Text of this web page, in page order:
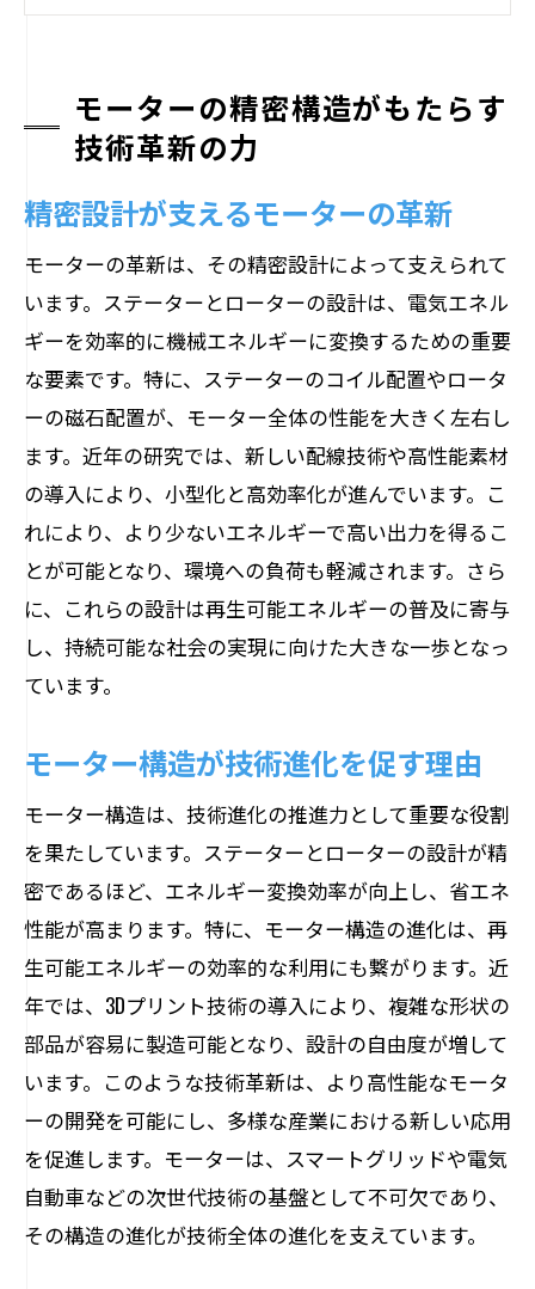
精度向上が実現する効率的エネルギー変
モーター構造における最新の技術革新
未来を切り開くモーター技術の展望
的変換
ステーターとローターの基本機能
協調動作が実現するエネルギー効率
最適な設計がもたらす摩擦低減
ステーターとローターの素材特性
最新技術が向上させる変換効率
新型モーターが提供する革新
電気エネルギーから機械エネルギーへの華麗
な変化
電気から機械へのエネルギー変換の原理
モーター内部でのエネルギー変換プロセ
ス
電気エネルギーの効率的な利用方法
エネルギー変換を支える技術革新
モーターが示す次世代エネルギーの可能
性
モーター構造が支える現代生活と産業の新た
な可能性
日常生活におけるモーターの役割
産業界でのモーターの価値
モーター技術がもたらす社会変革
環境への配慮とモーター技術の進化
新しい産業革命を支えるモーター
持続可能な未来を築くモーターの可能性
モーターの精密構造がもたらす
技術革新の力
精密設計が支えるモーターの革新
モーターの革新は、その精密設計によって支えられて
います。ステーターとローターの設計は、電気エネル
ギーを効率的に機械エネルギーに変換するための重要
な要素です。特に、ステーターのコイル配置やロータ
ーの磁石配置が、モーター全体の性能を大きく左右し
ます。近年の研究では、新しい配線技術や高性能素材
の導入により、小型化と高効率化が進んでいます。こ
れにより、より少ないエネルギーで高い出力を得るこ
とが可能となり、環境への負荷も軽減されます。さら
に、これらの設計は再生可能エネルギーの普及に寄与
し、持続可能な社会の実現に向けた大きな一歩となっ
ています。
モーター構造が技術進化を促す理由
モーター構造は、技術進化の推進力として重要な役割
を果たしています。ステーターとローターの設計が精
密であるほど、エネルギー変換効率が向上し、省エネ
性能が高まります。特に、モーター構造の進化は、再
生可能エネルギーの効率的な利用にも繋がります。近
年では、3Dプリント技術の導入により、複雑な形状の
部品が容易に製造可能となり、設計の自由度が増して
います。このような技術革新は、より高性能なモータ
ーの開発を可能にし、多様な産業における新しい応用
を促進します。モーターは、スマートグリッドや電気
自動車などの次世代技術の基盤として不可欠であり、
その構造の進化が技術全体の進化を支えています。